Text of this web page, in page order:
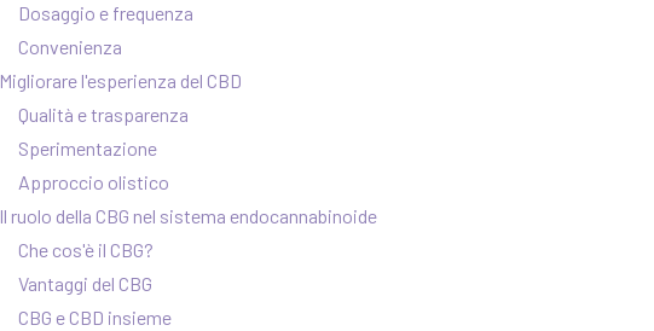
Dosaggio e frequenza
Convenienza
Migliorare l'esperienza del CBD
Qualità e trasparenza
Sperimentazione
Approccio olistico
Il ruolo della CBG nel sistema endocannabinoide
Che cos'è il CBG?
Vantaggi del CBG
CBG e CBD insieme